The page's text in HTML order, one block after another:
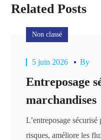
Related Posts
Non classé
5 juin 2026 By
Entreposage
marchandises
L’entreposage
risques, améliore les